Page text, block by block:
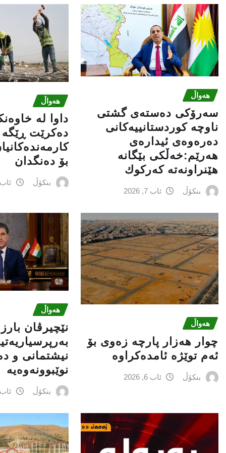
هەواڵ
سه‌رۆكی دەستەی گشتی
ناوچە كوردستانییەكانی
دەرەوەی ئیدارەی
هەرێم:خه‌ڵكی بێگانه‌
هێنراونه‌ته‌ كه‌ركوك
بنکۆڵ ئاب 7, 2026
هەواڵ
داوا لە
دەکرێت ڕێگە
بۆ دەنگدان
بنکۆڵ ئاب 6, 2026
هەواڵ
چوار هەزار پارچە زەوی بۆ
ئەم توێژە ئامدەکراوە
بنکۆڵ ئاب 6, 2026
هەواڵ
نێچيرڤان
نیشتمانى و
نوێبوونەوەیە
بنکۆڵ ئاب 6, 2026